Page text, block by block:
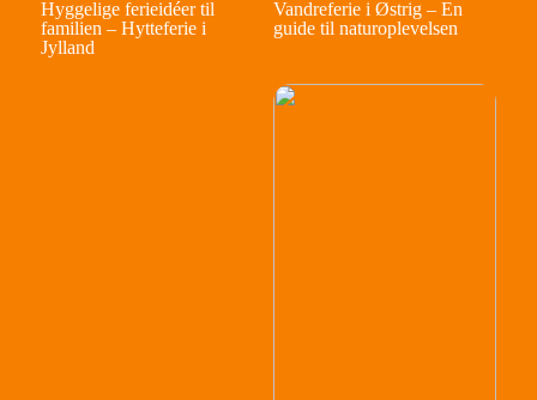
Hyggelige ferieidéer til
familien – Hytteferie i
Jylland
Vandreferie i Østrig – En
guide til naturoplevelsen